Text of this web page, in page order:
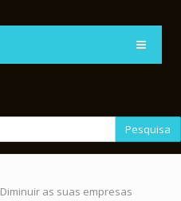
Pesquisa
Diminuir as suas empresas